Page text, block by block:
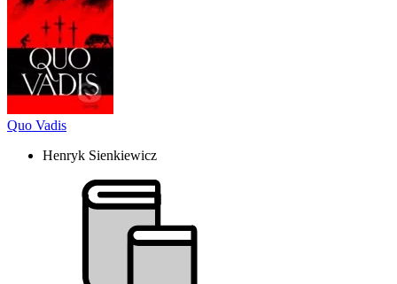
Quo Vadis
Henryk Sienkiewicz